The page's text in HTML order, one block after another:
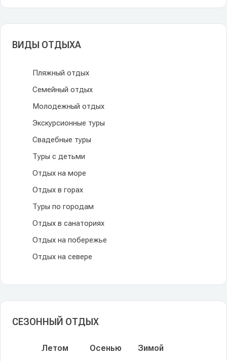
ВИДЫ ОТДЫХА
Пляжный отдых
Семейный отдых
Молодежный отдых
Экскурсионные туры
Свадебные туры
Туры с детьми
Отдых на море
Отдых в горах
Туры по городам
Отдых в санаториях
Отдых на побережье
Отдых на севере
СЕЗОННЫЙ ОТДЫХ
Летом Осенью Зимой